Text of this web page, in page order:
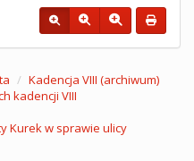
Kadencja VIII (archiwum)
kadencji VIII
Kurek w sprawie ulicy